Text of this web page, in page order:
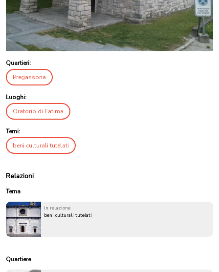
Quartieri:
Pregassona
Luoghi:
Oratorio di Fatima
Temi:
beni culturali tutelati
Relazioni
Tema
in relazione
beni culturali tutelati
Quartiere